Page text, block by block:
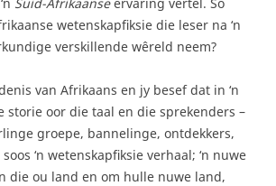
wetenskapfiksie die leser na ‘n
verskillende wêreld neem?
van Afrikaans en jy besef dat in ‘n
storie oor die taal en die sprekenders –
groepe, bannelinge, ontdekkers,
‘n wetenskapfiksie verhaal; ‘n nuwe
die ou land en om hulle nuwe land,